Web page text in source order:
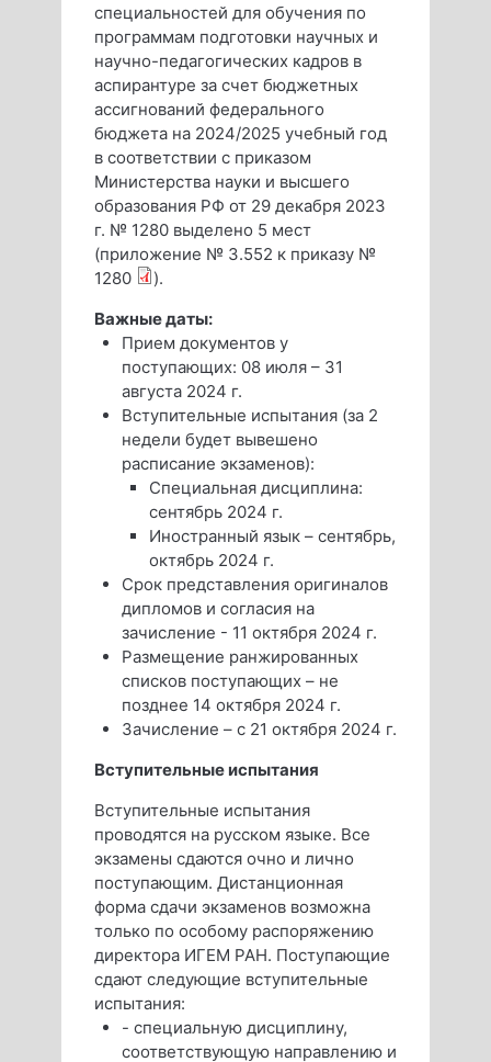
специальностей для обучения по
программам подготовки научных и
научно-педагогических кадров в
аспирантуре за счет бюджетных
ассигнований федерального
бюджета на 2024/2025 учебный год
в соответствии с приказом
Министерства науки и высшего
образования РФ от 29 декабря 2023
г. № 1280 выделено 5 мест
(приложение № 3.552 к приказу №
1280
).
Важные даты:
Прием документов у
поступающих: 08 июля – 31
августа 2024 г.
Вступительные испытания (за 2
недели будет вывешено
расписание экзаменов):
Специальная дисциплина:
сентябрь 2024 г.
Иностранный язык – сентябрь,
октябрь 2024 г.
Срок представления оригиналов
дипломов и согласия на
зачислениe - 11 октября 2024 г.
Размещение ранжированных
списков поступающих – не
позднее 14 октября 2024 г.
Зачисление – с 21 октября 2024 г.
Вступительные испытания
Вступительные испытания
проводятся на русском языке. Все
экзамены сдаются очно и лично
поступающим. Дистанционная
форма сдачи экзаменов возможна
только по особому распоряжению
директора ИГЕМ РАН. Поступающие
сдают следующие вступительные
испытания:
- специальную дисциплину,
соответствующую направлению и